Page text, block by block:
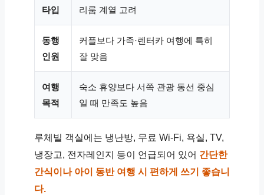
타입
리룸 계열 고려
동행
인원
커플보다 가족·렌터카 여행에 특히
잘 맞음
여행
목적
숙소 휴양보다 서쪽 관광 동선 중심
일 때 만족도 높음
루체빌 객실에는 냉난방, 무료 Wi-Fi, 욕실, TV,
냉장고, 전자레인지 등이 언급되어 있어 간단한
간식이나 아이 동반 여행 시 편하게 쓰기 좋습니
다.